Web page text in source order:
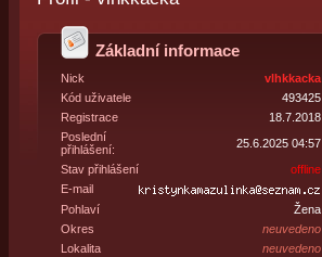
Základní informace
Nick
vlhkkacka
Kód uživatele
493425
Registrace
18.7.2018
Poslední
přihlášení:
25.6.2025 04:57
Stav přihlášení
offline
E-mail
Pohlaví
Žena
Okres
neuvedeno
Lokalita
neuvedeno